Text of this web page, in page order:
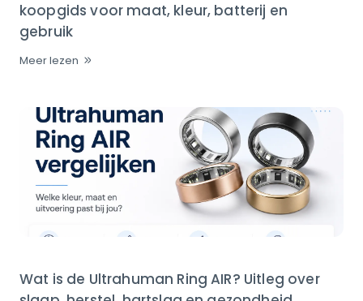
koopgids voor maat, kleur, batterij en
gebruik
Meer lezen
Wat is de Ultrahuman Ring AIR? Uitleg over